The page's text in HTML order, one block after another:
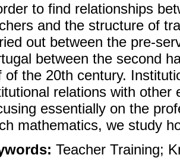
to find relationships
and the structure of
out between the pre-
between the second
of the 20th century.
relations with other
essentially on the
mathematics, we study
Teacher Training;